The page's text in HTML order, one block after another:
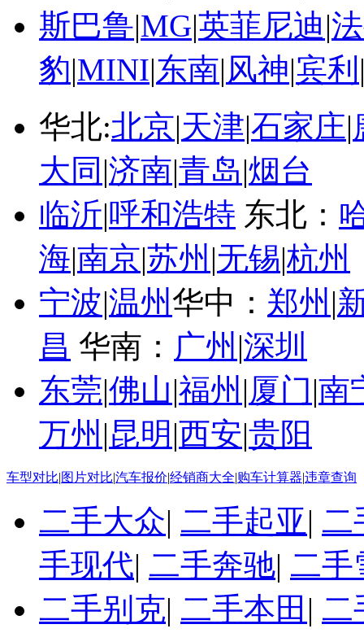
斯巴鲁|MG|英菲尼迪|
豹|MINI|东南|风神|宾利
华北:北京|天津|石家庄|
大同 |济南|青岛|烟台
临沂|呼和浩特 东北：
海|南京|苏州 |无锡|杭州
宁波|温州华中： 郑州 |
昌 华南： 广州 |深圳
东莞|佛山|福州 |厦门|南
万州 |昆明 |西安|贵阳
车型对比|图片对比|汽车报价|经销商大全|购车计算器|违章查询
二手大众| 二手起亚| 二
手现代| 二手奔驰| 二手
二手别克| 二手本田 | 二